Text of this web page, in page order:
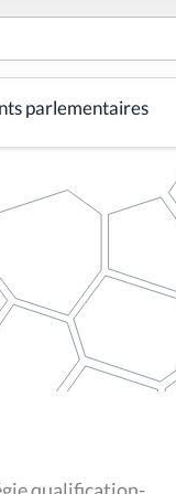
parlementaires
qualification-